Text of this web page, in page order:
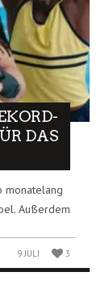
DAS
monatelang
Außerdem
9 JULI 3